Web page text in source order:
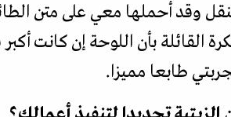
وقد أحملها معي على متن
القائلة بأن اللوحة إن كانت
طابعا مميزا.